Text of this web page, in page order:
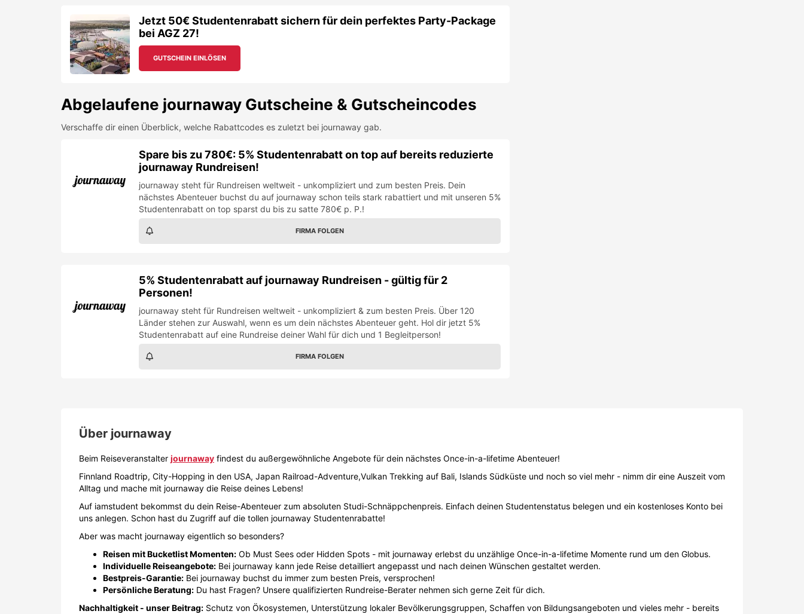
Jetzt 50€ Studentenrabatt sichern für dein perfektes Party-Package
bei AGZ 27!
GUTSCHEIN EINLÖSEN
Abgelaufene journaway Gutscheine & Gutscheincodes
Verschaffe dir einen Überblick, welche Rabattcodes es zuletzt bei journaway gab.
Spare bis zu 780€: 5% Studentenrabatt on top auf bereits reduzierte
journaway Rundreisen!
journaway steht für Rundreisen weltweit - unkompliziert und zum besten Preis. Dein
nächstes Abenteuer buchst du auf journaway schon teils stark rabattiert und mit unseren 5%
Studentenrabatt on top sparst du bis zu satte 780€ p. P.!
FIRMA FOLGEN
5% Studentenrabatt auf journaway Rundreisen - gültig für 2
Personen!
journaway steht für Rundreisen weltweit - unkompliziert & zum besten Preis. Über 120
Länder stehen zur Auswahl, wenn es um dein nächstes Abenteuer geht. Hol dir jetzt 5%
Studentenrabatt auf eine Rundreise deiner Wahl für dich und 1 Begleitperson!
FIRMA FOLGEN
Über journaway
Beim Reiseveranstalter journaway findest du außergewöhnliche Angebote für dein nächstes Once-in-a-lifetime Abenteuer!
Finnland Roadtrip, City-Hopping in den USA, Japan Railroad-Adventure,Vulkan Trekking auf Bali, Islands Südküste und noch so viel mehr - nimm dir eine Auszeit vom
Alltag und mache mit journaway die Reise deines Lebens!
Auf iamstudent bekommst du dein Reise-Abenteuer zum absoluten Studi-Schnäppchenpreis. Einfach deinen Studentenstatus belegen und ein kostenloses Konto bei
uns anlegen. Schon hast du Zugriff auf die tollen journaway Studentenrabatte!
Aber was macht journaway eigentlich so besonders?
Reisen mit Bucketlist Momenten: Ob Must Sees oder Hidden Spots - mit journaway erlebst du unzählige Once-in-a-lifetime Momente rund um den Globus.
Individuelle Reiseangebote: Bei journaway kann jede Reise detailliert angepasst und nach deinen Wünschen gestaltet werden.
Bestpreis-Garantie: Bei journaway buchst du immer zum besten Preis, versprochen!
Persönliche Beratung: Du hast Fragen? Unsere qualifizierten Rundreise-Berater nehmen sich gerne Zeit für dich.
Nachhaltigkeit - unser Beitrag: Schutz von Ökosystemen, Unterstützung lokaler Bevölkerungsgruppen, Schaffen von Bildungsangeboten und vieles mehr - bereits